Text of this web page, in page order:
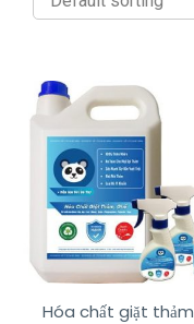
Hóa chất giặt thảm